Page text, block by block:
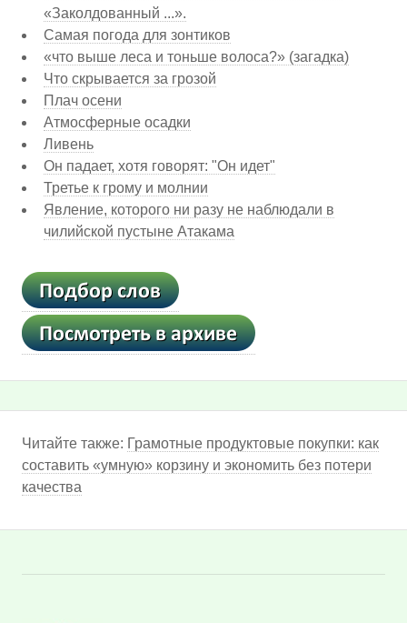
«Заколдованный ...».
Самая погода для зонтиков
«что выше леса и тоньше волоса?» (загадка)
Что скрывается за грозой
Плач осени
Атмосферные осадки
Ливень
Он падает, хотя говорят: "Он идет"
Третье к грому и молнии
Явление, которого ни разу не наблюдали в
чилийской пустыне Атакама
Читайте также: Грамотные продуктовые покупки: как
составить «умную» корзину и экономить без потери
качества